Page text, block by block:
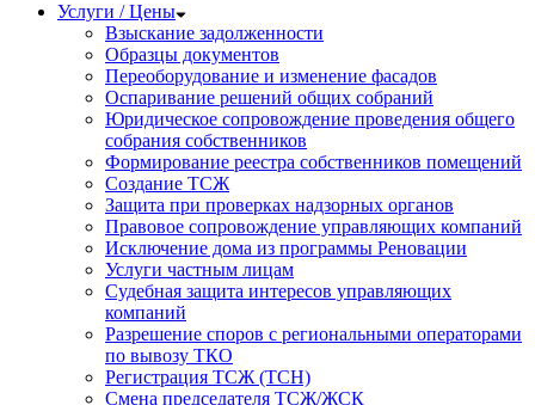
Услуги / Цены
Взыскание задолженности
Образцы документов
Переоборудование и изменение фасадов
Оспаривание решений общих собраний
Юридическое сопровождение проведения общего
собрания собственников
Формирование реестра собственников помещений
Создание ТСЖ
Защита при проверках надзорных органов
Правовое сопровождение управляющих компаний
Исключение дома из программы Реновации
Услуги частным лицам
Судебная защита интересов управляющих
компаний
Разрешение споров с региональными операторами
по вывозу ТКО
Регистрация ТСЖ (ТСН)
Смена председателя ТСЖ/ЖСК